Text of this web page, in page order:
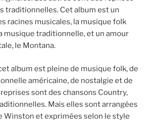
traditionnelles. Cet album est un
racines musicales, la musique folk
musique traditionnelle, et un amour
le Montana.
album est pleine de musique folk, de
américaine, de nostalgie et de
sont des chansons Country,
Mais elles sont arrangées
Winston et exprimées selon le style